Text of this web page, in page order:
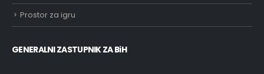
Prostor za igru
GENERALNI ZASTUPNIK ZA BiH